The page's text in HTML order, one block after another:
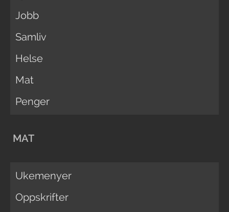
Jobb
Samliv
Helse
Mat
Penger
MAT
Ukemenyer
Oppskrifter